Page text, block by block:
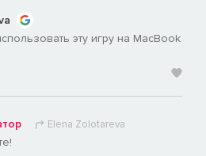
эту игру на MacBook
Elena Zolotareva